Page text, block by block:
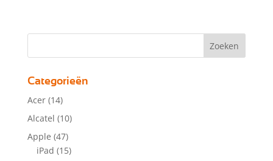
Categorieën
Acer (14)
Alcatel (10)
Apple (47)
iPad (15)